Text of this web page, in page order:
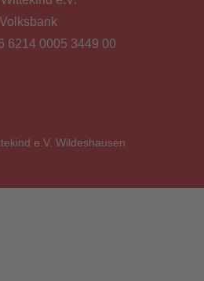
Volksbank
6214 0005 3449 00
e.V. Wildeshausen